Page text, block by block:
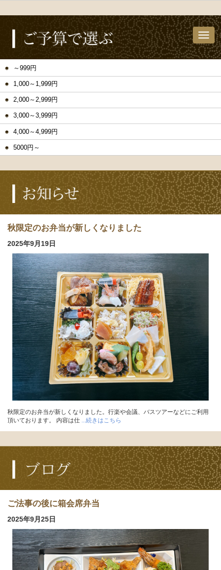
～999円
1,000～1,999円
2,000～2,999円
3,000～3,999円
4,000～4,999円
5000円～
秋限定のお弁当が新しくなりました
2025年9月19日
秋限定のお弁当が新しくなりました。行楽や会議、バスツアーなどにご利用
頂いております。 内容は仕 ...続きはこちら
ご法事の後に箱会席弁当
2025年9月25日